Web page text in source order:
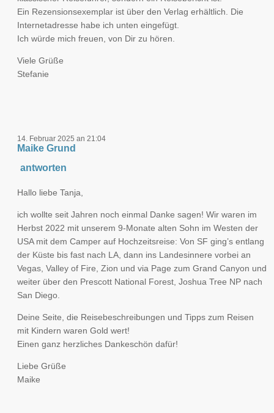
Ein Rezensionsexemplar ist über den Verlag erhältlich. Die
Internetadresse habe ich unten eingefügt.
Ich würde mich freuen, von Dir zu hören.
Viele Grüße
Stefanie
14. Februar 2025 an 21:04
Maike Grund
antworten
Hallo liebe Tanja,
ich wollte seit Jahren noch einmal Danke sagen! Wir waren im
Herbst 2022 mit unserem 9-Monate alten Sohn im Westen der
USA mit dem Camper auf Hochzeitsreise: Von SF ging’s entlang
der Küste bis fast nach LA, dann ins Landesinnere vorbei an
Vegas, Valley of Fire, Zion und via Page zum Grand Canyon und
weiter über den Prescott National Forest, Joshua Tree NP nach
San Diego.
Deine Seite, die Reisebeschreibungen und Tipps zum Reisen
mit Kindern waren Gold wert!
Einen ganz herzliches Dankeschön dafür!
Liebe Grüße
Maike